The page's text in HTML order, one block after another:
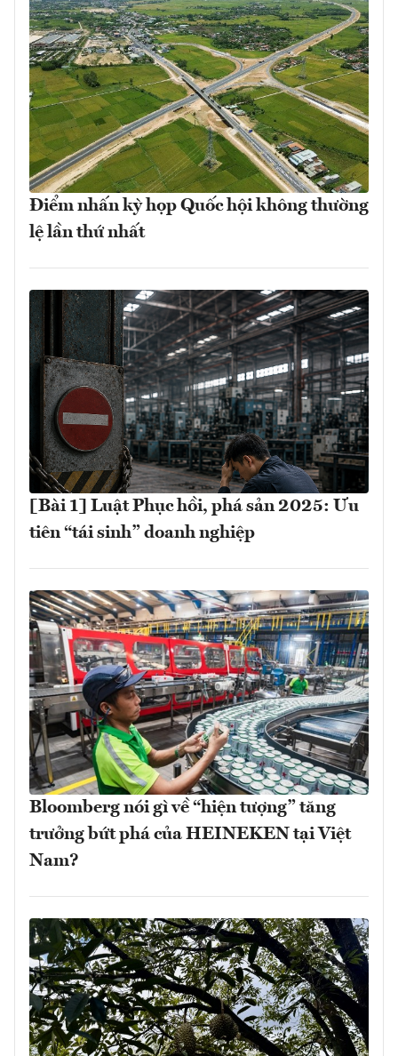
Điểm nhấn kỳ họp Quốc hội không thường
lệ lần thứ nhất
[Bài 1] Luật Phục hồi, phá sản 2025: Ưu
tiên “tái sinh” doanh nghiệp
Bloomberg nói gì về “hiện tượng” tăng
trưởng bứt phá của HEINEKEN tại Việt
Nam?